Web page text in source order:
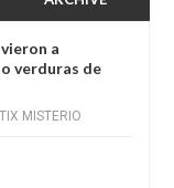
a
verduras de
MISTERIO